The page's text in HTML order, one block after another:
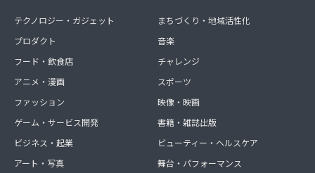
テクノロジー・ガジェット
プロダクト
フード・飲食店
アニメ・漫画
ファッション
ゲーム・サービス開発
ビジネス・起業
アート・写真
まちづくり・地域活性化
音楽
チャレンジ
スポーツ
映像・映画
書籍・雑誌出版
ビューティー・ヘルスケア
舞台・パフォーマンス